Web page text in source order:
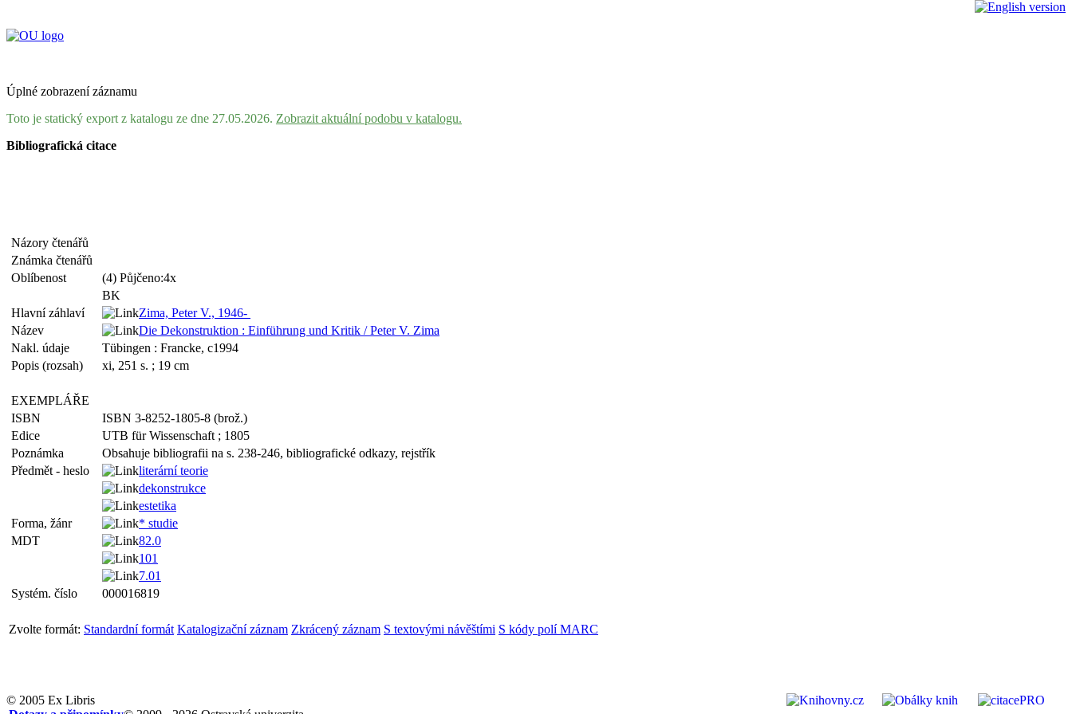
Úplné zobrazení záznamu
Toto je statický export z katalogu ze dne 27.05.2026. Zobrazit aktuální podobu v katalogu.
Bibliografická citace
Názory čtenářů
Známka čtenářů
Oblíbenost
(4) Půjčeno:4x
BK
Hlavní záhlaví
Zima, Peter V., 1946-
Název
Die Dekonstruktion : Einführung und Kritik / Peter V. Zima
Nakl. údaje
Tübingen : Francke, c1994
Popis (rozsah)
xi, 251 s. ; 19 cm
EXEMPLÁŘE
ISBN
ISBN 3-8252-1805-8 (brož.)
Edice
UTB für Wissenschaft ; 1805
Poznámka
Obsahuje bibliografii na s. 238-246, bibliografické odkazy, rejstřík
Předmět - heslo
literární teorie
dekonstrukce
estetika
Forma, žánr
* studie
MDT
82.0
101
7.01
Systém. číslo
000016819
Zvolte formát: Standardní formát Katalogizační záznam Zkrácený záznam S textovými návěštími S kódy polí MARC
© 2005 Ex Libris